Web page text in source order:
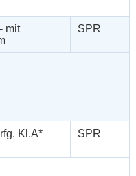
mit
SPR
Kl.A*
SPR